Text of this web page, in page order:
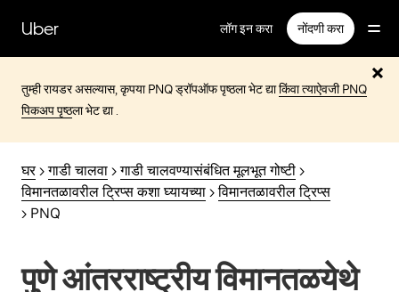
सामग्रीवरUber लॉग इन करा नोंदणी करा
तुम्ही रायडर असल्यास, कृपया PNQ ड्रॉपऑफ पृष्ठला भेट द्याकिंवा त्याऐवजीPNQ
पिकअप पृष्ठला भेट द्या .
घर>गाडी चालवा >गाडी चालवण्यासंबंधित मूलभूत गोष्टी >
विमानतळावरील ट्रिप्स कशा घ्यायच्या >विमानतळावरील ट्रिप्स
> PNQ
पुणे आंतरराष्ट्रीय विमानतळयेथे